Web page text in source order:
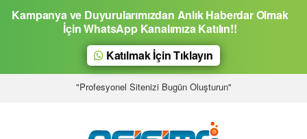
Kampanya ve Duyurularımızdan Anlık Haberdar Olmak
İçin WhatsApp Kanalımıza Katılın!!
Katılmak İçin Tıklayın
"Profesyonel Sitenizi Bugün Oluşturun"